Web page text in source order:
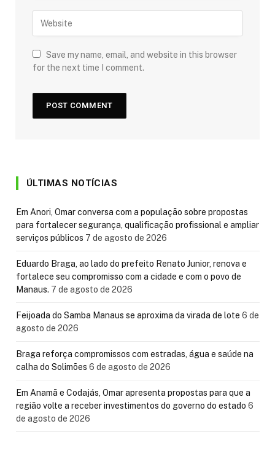
Save my name, email, and website in this browser
for the next time I comment.
ÚLTIMAS NOTÍCIAS
Em Anori, Omar conversa com a população sobre propostas
para fortalecer segurança, qualificação profissional e ampliar
serviços públicos 7 de agosto de 2026
Eduardo Braga, ao lado do prefeito Renato Junior, renova e
fortalece seu compromisso com a cidade e com o povo de
Manaus. 7 de agosto de 2026
Feijoada do Samba Manaus se aproxima da virada de lote 6 de
agosto de 2026
Braga reforça compromissos com estradas, água e saúde na
calha do Solimões 6 de agosto de 2026
Em Anamã e Codajás, Omar apresenta propostas para que a
região volte a receber investimentos do governo do estado 6
de agosto de 2026